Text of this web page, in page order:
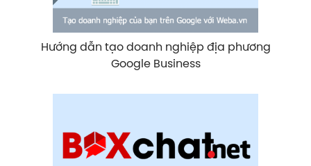
Hướng dẫn tạo doanh nghiệp địa phương
Google Business